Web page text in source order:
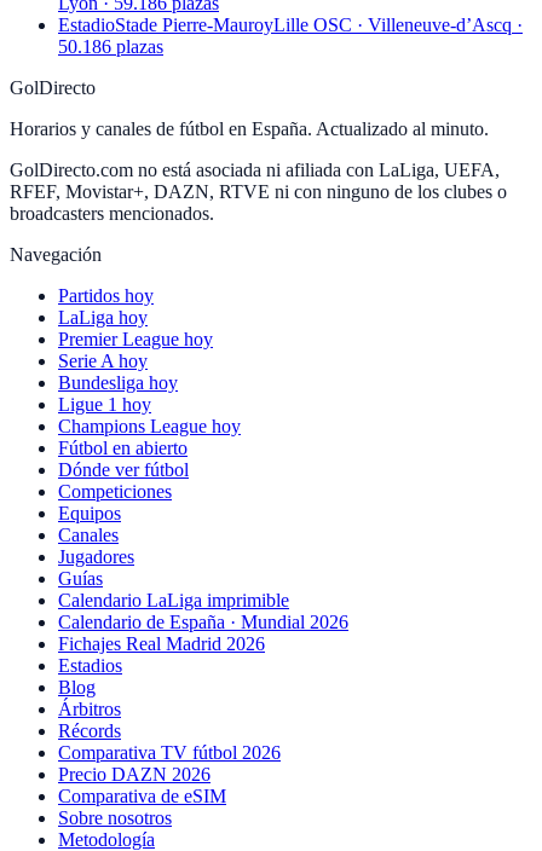
EstadioStade Pierre-MauroyLille OSC · Villeneuve-d’Ascq ·
50.186 plazas
GolDirecto
Horarios y canales de fútbol en España. Actualizado al minuto.
GolDirecto.com no está asociada ni afiliada con LaLiga, UEFA,
RFEF, Movistar+, DAZN, RTVE ni con ninguno de los clubes o
broadcasters mencionados.
Navegación
Partidos hoy
LaLiga hoy
Premier League hoy
Serie A hoy
Bundesliga hoy
Ligue 1 hoy
Champions League hoy
Fútbol en abierto
Dónde ver fútbol
Competiciones
Equipos
Canales
Jugadores
Guías
Calendario LaLiga imprimible
Calendario de España · Mundial 2026
Fichajes Real Madrid 2026
Estadios
Blog
Árbitros
Récords
Comparativa TV fútbol 2026
Precio DAZN 2026
Comparativa de eSIM
Sobre nosotros
Metodología